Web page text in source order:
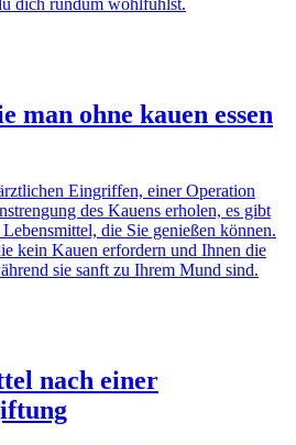
man ohne kauen essen
Eingriffen, einer Operation
des Kauens erholen, es gibt
die Sie genießen können.
kein Kauen erfordern und Ihnen die
sie sanft zu Ihrem Mund sind.
nach einer